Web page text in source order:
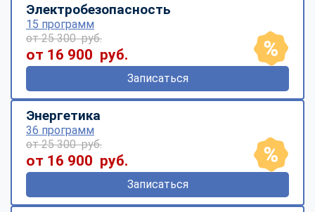
Электробезопасность
15 программ
от 25 300 руб.
от 16 900 руб.
Записаться
Энергетика
36 программ
от 25 300 руб.
от 16 900 руб.
Записаться